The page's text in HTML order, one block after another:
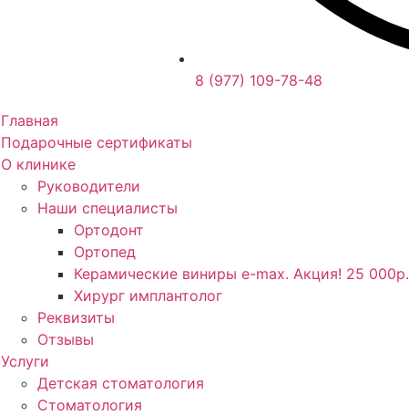
8 (977) 109-78-48
Главная
Подарочные сертификаты
О клинике
Руководители
Наши специалисты
Ортодонт
Ортопед
Керамические виниры e-max. Акция! 25 000р.
Хирург имплантолог
Реквизиты
Отзывы
Услуги
Детская стоматология
Стоматология